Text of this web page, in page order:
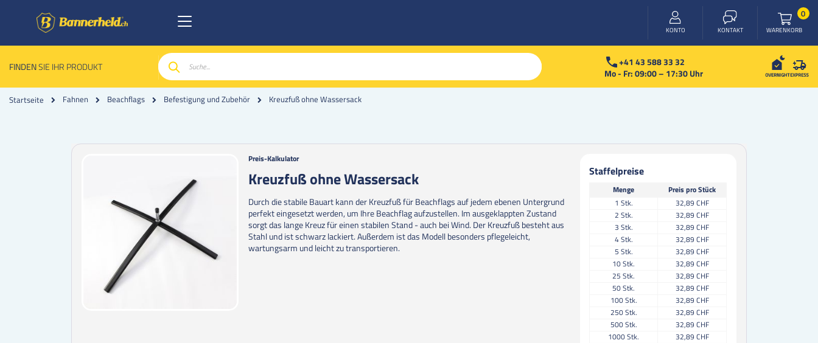
KONTO KONTAKT WARENKORB
0
FINDENSIE IHR PRODUKT
Suche
+41 43 588 33 32
Mo - Fr: 09:00 – 17:30 Uhr
Startseite Fahnen Beachflags Befestigung und Zubehör Kreuzfuß ohne Wassersack
springen
Zum
der
springen
Preis-Kalkulator
Kreuzfuß ohne Wassersack
Durch die stabile Bauart kann der Kreuzfuß für Beachflags auf jedem ebenen Untergrund
perfekt eingesetzt werden, um Ihre Beachflag aufzustellen. Im ausgeklappten Zustand
sorgt das lange Kreuz für einen stabilen Stand - auch bei Wind. Der Kreuzfuß besteht aus
Stahl und ist schwarz lackiert. Außerdem ist das Modell besonders pflegeleicht,
wartungsarm und leicht zu transportieren.
Staffelpreise
Menge
Preis pro Stück
1 Stk.
32,89 CHF
2 Stk.
32,89 CHF
3 Stk.
32,89 CHF
4Stk.
32,89 CHF
5 Stk.
32,89 CHF
10Stk.
32,89 CHF
25 Stk.
32,89 CHF
50Stk.
32,89 CHF
100Stk.
32,89 CHF
250Stk.
32,89 CHF
500Stk.
32,89 CHF
1000Stk. 32,89 CHF